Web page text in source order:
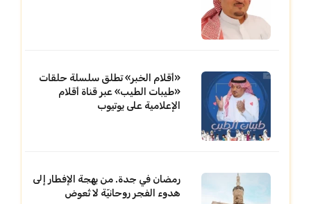
«أقلام الخبر» تطلق سلسلة حلقات
«طيبات الطيب» عبر قناة أقلام
الإعلامية على يوتيوب
رمضان في جدة. من بهجة الإفطار إلى
هدوء الفجر روحانيّة لا تُعوض